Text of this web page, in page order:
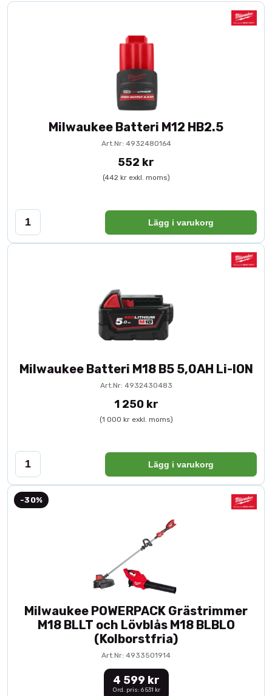
Milwaukee Batteri M12 HB2.5
Art.Nr: 4932480164
552 kr
(442 kr exkl. moms)
Lägg i varukorg
Milwaukee Batteri M18 B5 5,0AH Li-ION
Art.Nr: 4932430483
1 250 kr
(1 000 kr exkl. moms)
Lägg i varukorg
-30%
Milwaukee POWERPACK Grästrimmer
M18 BLLT och Lövblås M18 BLBLO
(Kolborstfria)
Art.Nr: 4933501914
4 599 kr
Ord. pris: 6 531 kr